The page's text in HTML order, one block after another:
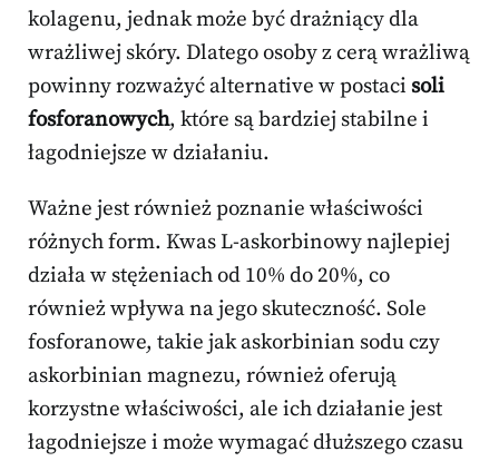
kolagenu, jednak może być drażniący dla
wrażliwej skóry. Dlatego osoby z cerą wrażliwą
powinny rozważyć alternative w postaci soli
fosforanowych, które są bardziej stabilne i
łagodniejsze w działaniu.
Ważne jest również poznanie właściwości
różnych form. Kwas L-askorbinowy najlepiej
działa w stężeniach od 10% do 20%, co
również wpływa na jego skuteczność. Sole
fosforanowe, takie jak askorbinian sodu czy
askorbinian magnezu, również oferują
korzystne właściwości, ale ich działanie jest
łagodniejsze i może wymagać dłuższego czasu